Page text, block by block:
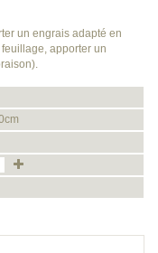
un engrais adapté en
apporter un